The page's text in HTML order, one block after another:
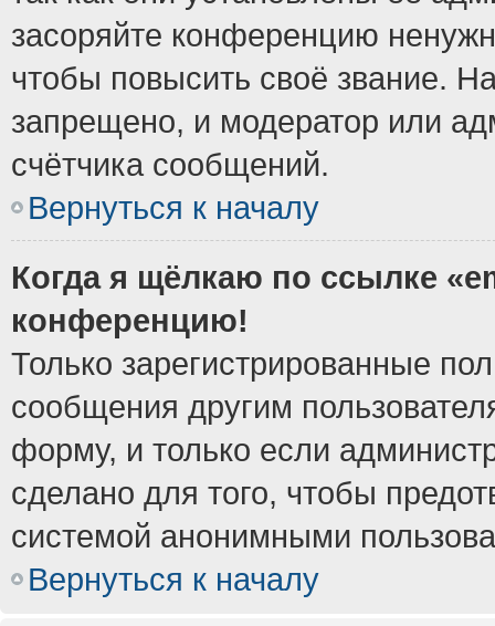
засоряйте конференцию
чтобы повысить своё звание.
запрещено, и модератор или
счётчика сообщений.
Вернуться к началу
Когда я щёлкаю по ссылке
конференцию!
Только зарегистрированные
сообщения другим
форму, и только если
сделано для того, чтобы
системой анонимными
Вернуться к началу